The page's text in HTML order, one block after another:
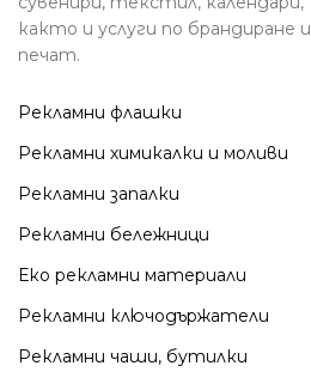
както и услуги по брандиране и
печат.
Рекламни флашки
Рекламни химикалки и моливи
Рекламни запалки
Рекламни бележници
Еко рекламни материали
Рекламни ключодържатели
Рекламни чаши, бутилки